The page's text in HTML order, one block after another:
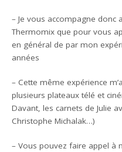
– Je vous accompagne donc
Thermomix que pour vous
en général de par mon
années
– Cette même expérience
plusieurs plateaux télé et
Davant, les carnets de Julie
Christophe Michalak…)
– Vous pouvez faire appel à